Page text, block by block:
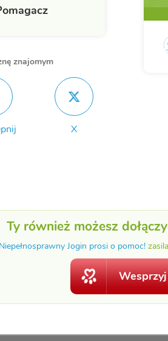
znajomym
X
Ty również możesz
Niepełnosprawny Jogin prosi o pomoc!
Wesprzyj